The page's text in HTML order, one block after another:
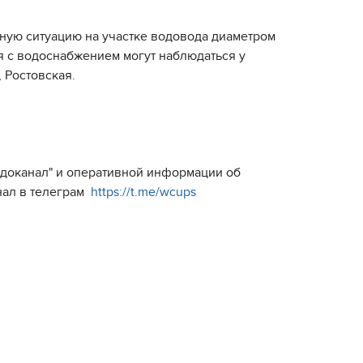
ситуацию на участке водовода диаметром
водоснабжением могут наблюдаться у
и оперативной информации об
в телеграм https://t.me/wcups